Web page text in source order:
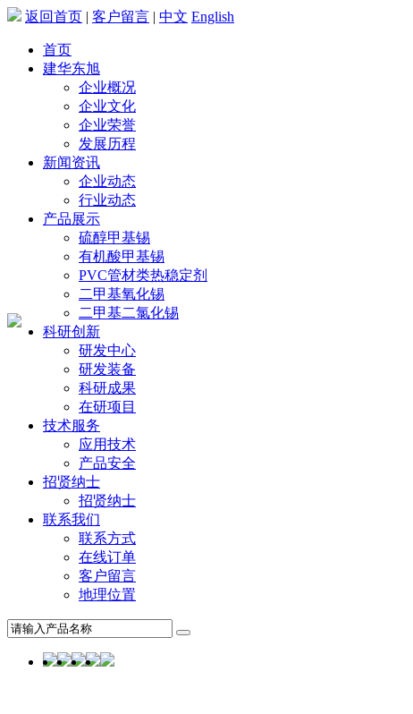
返回首页 | 客户留言 | 中文 English
首页
建华东旭
企业概况
企业文化
企业荣誉
发展历程
新闻资讯
企业动态
行业动态
产品展示
硫醇甲基锡
有机酸甲基锡
PVC管材类热稳定剂
二甲基氧化锡
二甲基二氯化锡
科研创新
研发中心
研发装备
科研成果
在研项目
技术服务
应用技术
产品安全
招贤纳士
招贤纳士
联系我们
联系方式
在线订单
客户留言
地理位置